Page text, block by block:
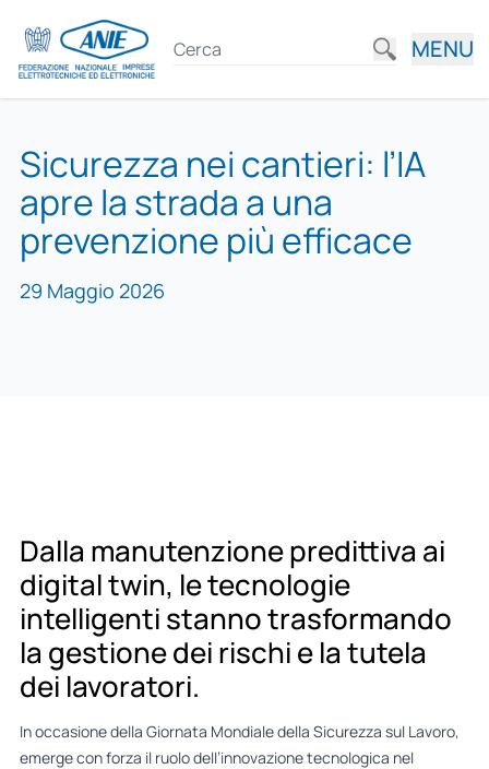
MENU
Sicurezza nei cantieri: l’IA
apre la strada a una
prevenzione più efficace
29 Maggio 2026
Dalla manutenzione predittiva ai
digital twin, le tecnologie
intelligenti stanno trasformando
la gestione dei rischi e la tutela
dei lavoratori.
In occasione della Giornata Mondiale della Sicurezza sul Lavoro,
emerge con forza il ruolo dell’innovazione tecnologica nel